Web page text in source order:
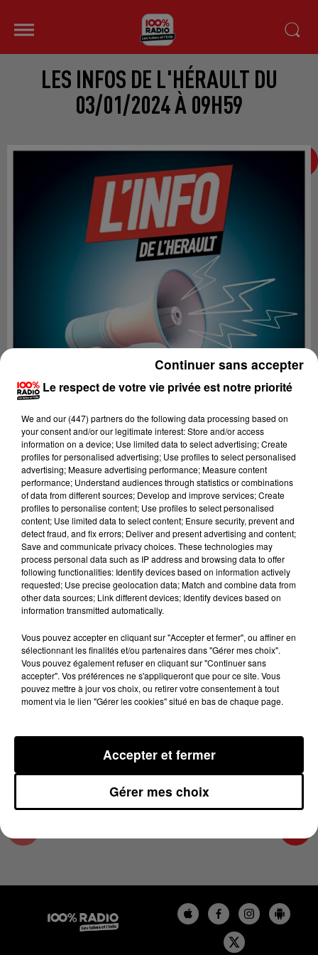
LES INFOS DE L'HÉRAULT DU
03/01/2024 À 09H59
Lecture (2 min 22 sec)
100%
100% Radio les infos de l'Hérault
3 janvier 2024 - 2 min 22 sec
LES INFOS DE L'HÉRAULT DU 03/01/2024 À
09H59
Podcasts infos de l'Hérault
Le respect de votre vie privée est notre priorité
We and our (447) partnersdo the following data processing based on
your consent and/or our legitimate interest: Store and/or access
information on a device; Use limited data to select advertising; Create
profiles for personalised advertising; Use profiles to select personalised
advertising; Measure advertising performance; Measure content
performance; Understand audiences through statistics or combinations
of data from different sources; Develop and improve services; Create
profiles to personalise content; Use profiles to select personalised
content; Use limited data to select content; Ensure security, prevent and
detect fraud, and fix errors; Deliver and present advertising and content;
Save and communicate privacy choices. These technologies may
process personal data such as IP address and browsing data to offer
following functionalities: Identify devices based on information actively
requested; Use precise geolocation data; Match and combine data from
other data sources; Link different devices; Identify devices based on
information transmitted automatically.
Vous pouvez accepter en cliquant sur "Accepter et fermer", ou affiner en
sélectionnant les finalités et/ou partenaires dans "Gérer mes choix".
Vous pouvez également refuser en cliquant sur "Continuer sans
accepter". Vos préférences ne s'appliqueront que pour ce site. Vous
pouvez mettre à jour vos choix, ou retirer votre consentement à tout
moment via le lien "Gérer les cookies" situé en bas de chaque page.
Gérer mes choix
Accepter et fermer
Continuer sans accepter